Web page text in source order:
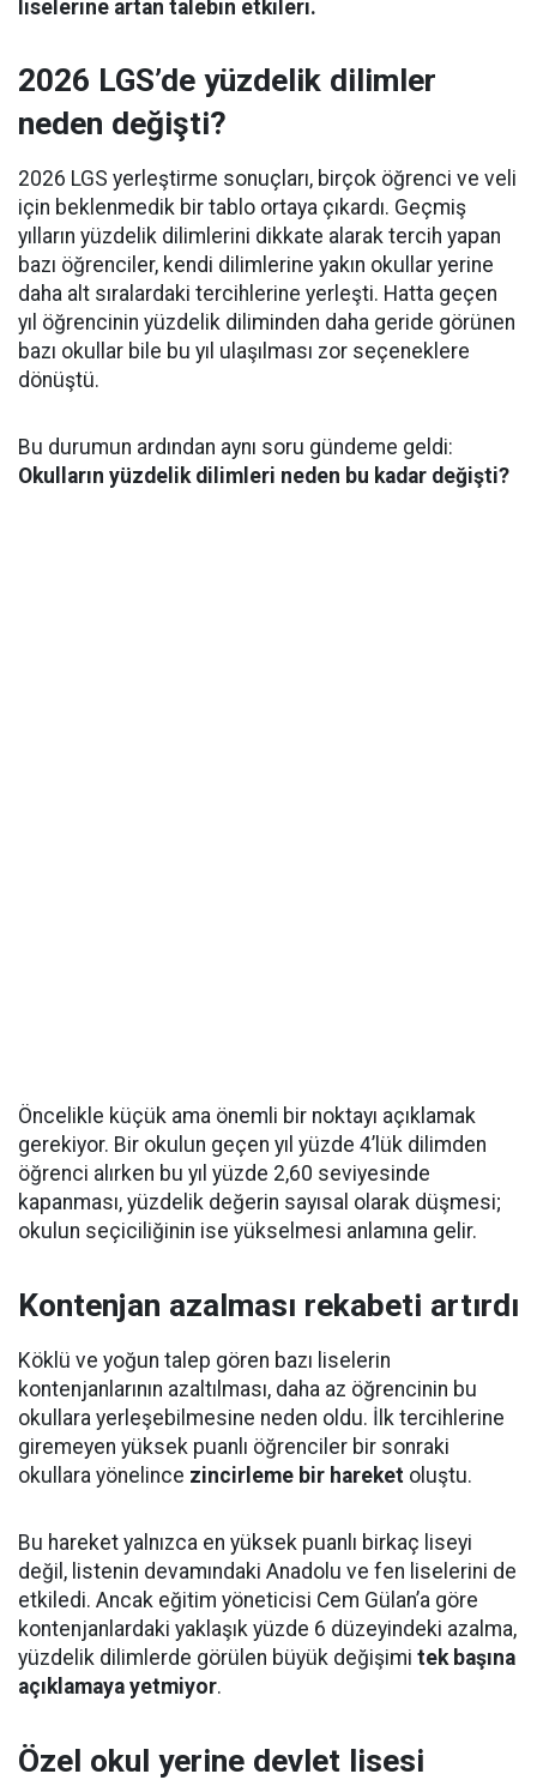
liselerine artan talebin etkileri.
2026 LGS’de yüzdelik dilimler
neden değişti?
2026 LGS yerleştirme sonuçları, birçok öğrenci ve veli
için beklenmedik bir tablo ortaya çıkardı. Geçmiş
yılların yüzdelik dilimlerini dikkate alarak tercih yapan
bazı öğrenciler, kendi dilimlerine yakın okullar yerine
daha alt sıralardaki tercihlerine yerleşti. Hatta geçen
yıl öğrencinin yüzdelik diliminden daha geride görünen
bazı okullar bile bu yıl ulaşılması zor seçeneklere
dönüştü.
Bu durumun ardından aynı soru gündeme geldi:
Okulların yüzdelik dilimleri neden bu kadar değişti?
Öncelikle küçük ama önemli bir noktayı açıklamak
gerekiyor. Bir okulun geçen yıl yüzde 4’lük dilimden
öğrenci alırken bu yıl yüzde 2,60 seviyesinde
kapanması, yüzdelik değerin sayısal olarak düşmesi;
okulun seçiciliğinin ise yükselmesi anlamına gelir.
Kontenjan azalması rekabeti artırdı
Köklü ve yoğun talep gören bazı liselerin
kontenjanlarının azaltılması, daha az öğrencinin bu
okullara yerleşebilmesine neden oldu. İlk tercihlerine
giremeyen yüksek puanlı öğrenciler bir sonraki
okullara yönelince zincirleme bir hareket oluştu.
Bu hareket yalnızca en yüksek puanlı birkaç liseyi
değil, listenin devamındaki Anadolu ve fen liselerini de
etkiledi. Ancak eğitim yöneticisi Cem Gülan’a göre
kontenjanlardaki yaklaşık yüzde 6 düzeyindeki azalma,
yüzdelik dilimlerde görülen büyük değişimi tek başına
açıklamaya yetmiyor.
Özel okul yerine devlet lisesi